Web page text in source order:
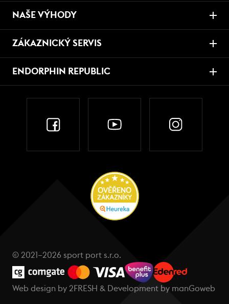
NAŠE VÝHODY
ZÁKAZNICKÝ SERVIS
ENDORPHIN REPUBLIC
© 2021–2026 sport port s.r.o.
Web design by 2FRESH & Development by manGoweb